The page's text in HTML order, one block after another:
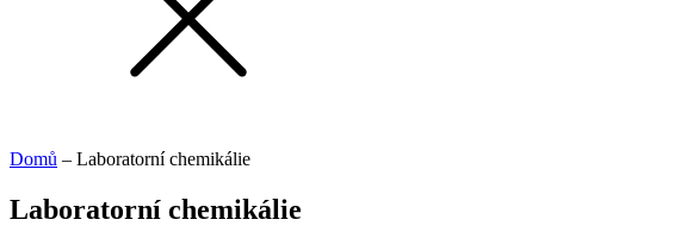
Domů – Laboratorní chemikálie
Laboratorní chemikálie